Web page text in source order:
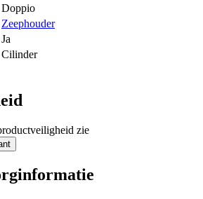
Doppio
Zeephouder
Ja
Cilinder
zie